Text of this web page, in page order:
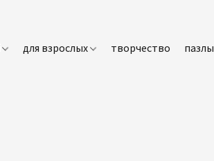
для взрослых творчество пазлы